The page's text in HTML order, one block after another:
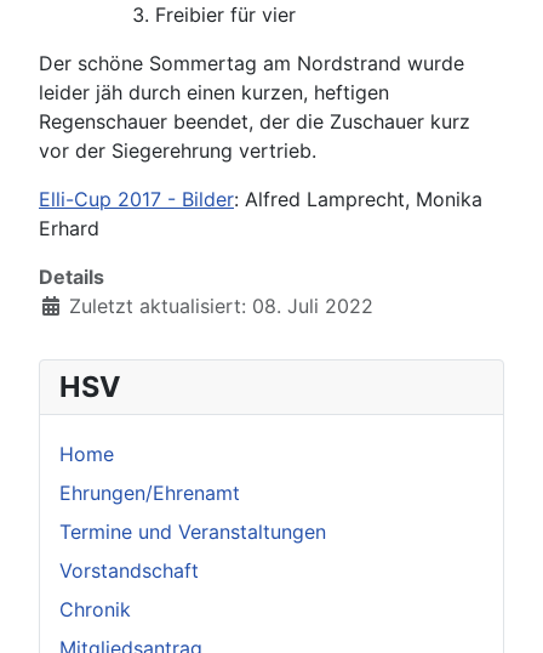
Freibier für vier
Der schöne Sommertag am Nordstrand wurde
leider jäh durch einen kurzen, heftigen
Regenschauer beendet, der die Zuschauer kurz
vor der Siegerehrung vertrieb.
Elli-Cup 2017 - Bilder: Alfred Lamprecht, Monika
Erhard
Details
Zuletzt aktualisiert: 08. Juli 2022
HSV
Home
Ehrungen/Ehrenamt
Termine und Veranstaltungen
Vorstandschaft
Chronik